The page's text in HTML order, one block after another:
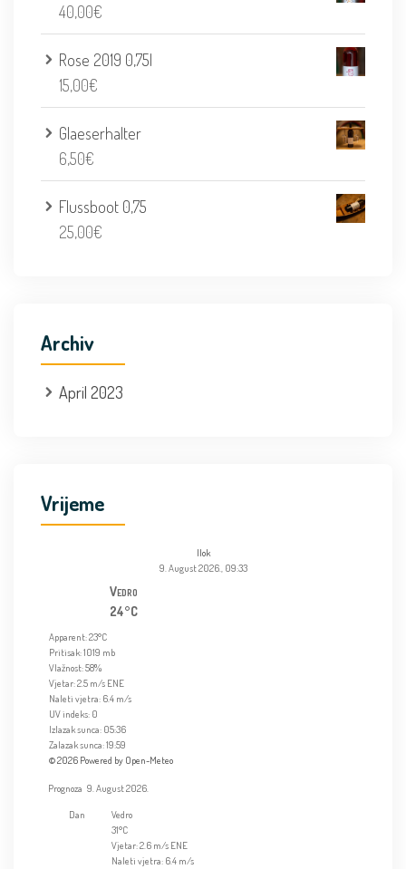
40,00€
Rose 2019 0,75l
15,00€
Glaeserhalter
6,50€
Flussboot 0,75
25,00€
Archiv
April 2023
Vrijeme
Ilok
9. August 2026., 09:33
Vedro
24°C
Apparent: 23°C
Pritisak: 1019 mb
Vlažnost: 58%
Vjetar: 2.5 m/s ENE
Naleti vjetra: 6.4 m/s
UV indeks: 0
Izlazak sunca: 05:36
Zalazak sunca: 19:59
© 2026 Powered by Open-Meteo
Prognoza 9. August 2026.
Dan
Vedro
31°C
Vjetar: 2.6 m/s ENE
Naleti vjetra: 6.4 m/s